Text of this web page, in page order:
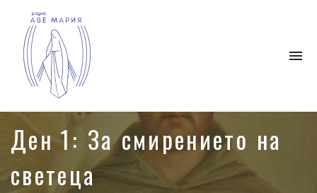
радио,
което
ангажира
Ден 1: За смирението на
светеца